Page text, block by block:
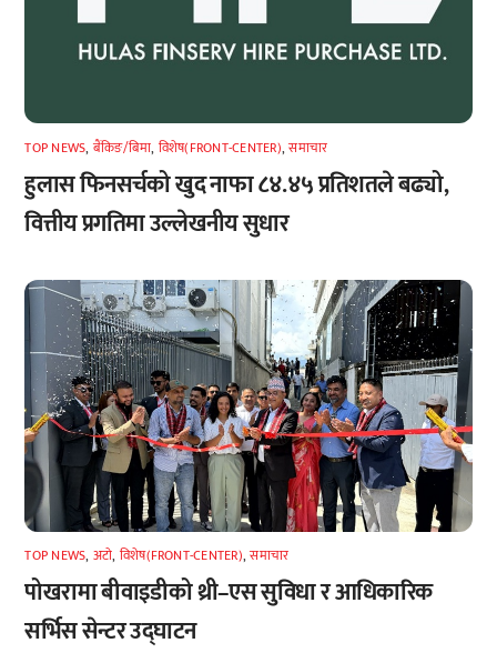
TOP NEWS, बैंकिङ/बिमा, विशेष(FRONT-CENTER),समाचार
हुलास फिनसर्चको खुद नाफा ८४.४५ प्रतिशतले बढ्यो,
वित्तीय प्रगतिमा उल्लेखनीय सुधार
TOP NEWS, अटाे, विशेष(FRONT-CENTER),समाचार
पोखरामा बीवाइडीको थ्री–एस सुविधा र आधिकारिक
सर्भिस सेन्टर उद्घाटन